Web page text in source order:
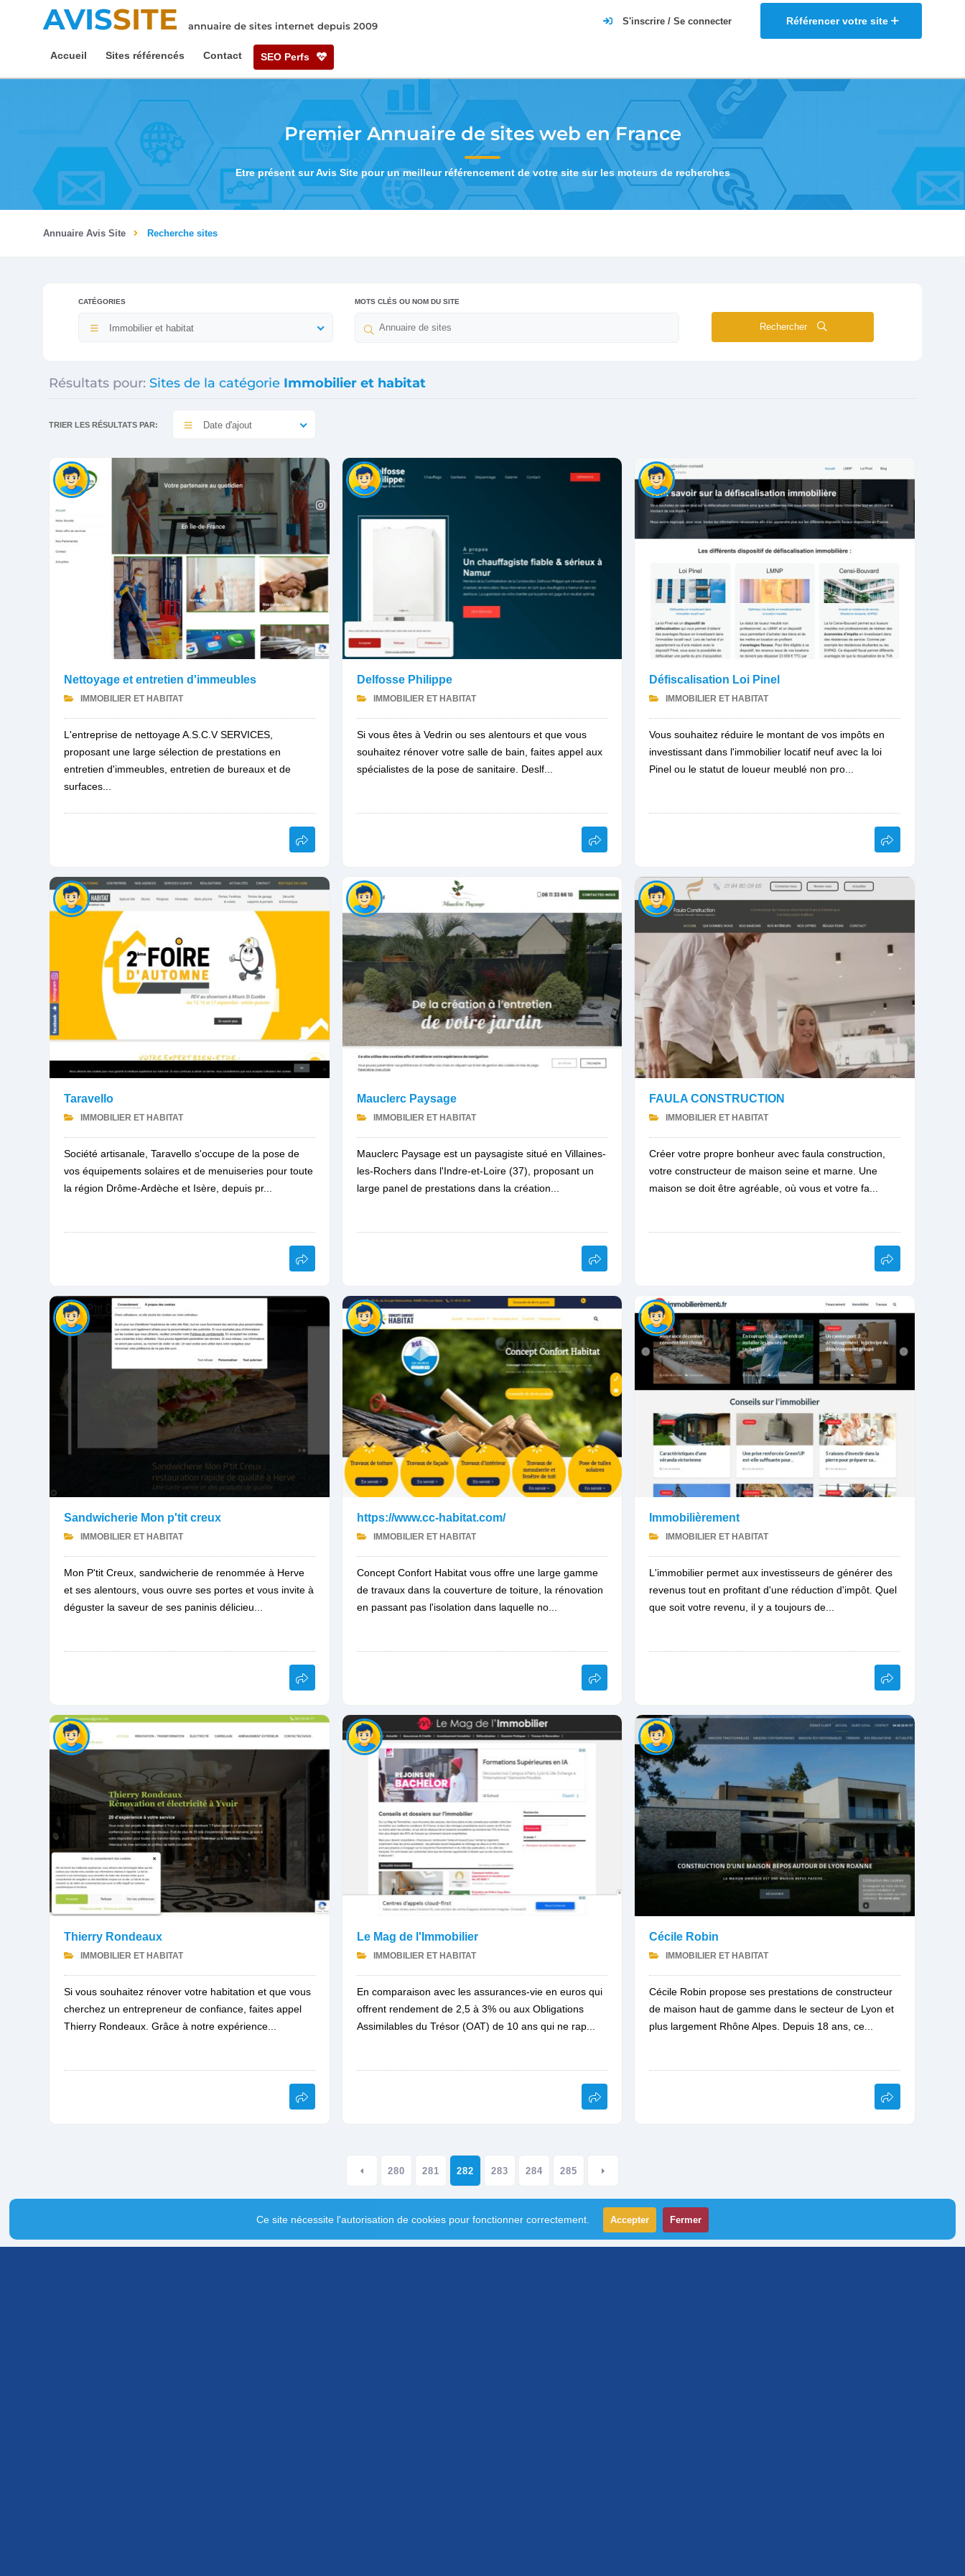
AVISSITE annuaire de sites internet depuis 2009 Référencer votre site
S'inscrire / Se connecter
Accueil Sites référencés Contact SEO Perfs
Premier Annuaire de sites web en France
Etre présent sur Avis Site pour un meilleur référencement de votre site sur les moteurs de recherches
Annuaire Avis Site Recherche sites
CATÉGORIES
Immobilier et habitat
MOTS CLÉS OU NOM DU SITE
Rechercher
Résultats pour: Sites de la catégorie Immobilier et habitat
TRIER LES RÉSULTATS PAR: Date d'ajout
Nettoyage et entretien d'immeubles
IMMOBILIER ET HABITAT
L'entreprise de nettoyage A.S.C.V SERVICES,
proposant une large sélection de prestations en
entretien d'immeubles, entretien de bureaux et de
surfaces...
Delfosse Philippe
IMMOBILIER ET HABITAT
Si vous êtes à Vedrin ou ses alentours et que vous
souhaitez rénover votre salle de bain, faites appel aux
spécialistes de la pose de sanitaire. Deslf...
Défiscalisation Loi Pinel
IMMOBILIER ET HABITAT
Vous souhaitez réduire le montant de vos impôts en
investissant dans l'immobilier locatif neuf avec la loi
Pinel ou le statut de loueur meublé non pro...
Taravello
IMMOBILIER ET HABITAT
Société artisanale, Taravello s'occupe de la pose de
vos équipements solaires et de menuiseries pour toute
la région Drôme-Ardèche et Isère, depuis pr...
Mauclerc Paysage
IMMOBILIER ET HABITAT
Mauclerc Paysage est un paysagiste situé en Villaines-
les-Rochers dans l'Indre-et-Loire (37), proposant un
large panel de prestations dans la création...
FAULA CONSTRUCTION
IMMOBILIER ET HABITAT
Créer votre propre bonheur avec faula construction,
votre constructeur de maison seine et marne. Une
maison se doit être agréable, où vous et votre fa...
Sandwicherie Mon p'tit creux
IMMOBILIER ET HABITAT
Mon P'tit Creux, sandwicherie de renommée à Herve
et ses alentours, vous ouvre ses portes et vous invite à
déguster la saveur de ses paninis délicieu...
https://www.cc-habitat.com/
IMMOBILIER ET HABITAT
Concept Confort Habitat vous offre une large gamme
de travaux dans la couverture de toiture, la rénovation
en passant pas l'isolation dans laquelle no...
Immobilièrement
IMMOBILIER ET HABITAT
L'immobilier permet aux investisseurs de générer des
revenus tout en profitant d'une réduction d'impôt. Quel
que soit votre revenu, il y a toujours de...
Thierry Rondeaux
IMMOBILIER ET HABITAT
Si vous souhaitez rénover votre habitation et que vous
cherchez un entrepreneur de confiance, faites appel
Thierry Rondeaux. Grâce à notre expérience...
Le Mag de l'Immobilier
IMMOBILIER ET HABITAT
En comparaison avec les assurances-vie en euros qui
offrent rendement de 2,5 à 3% ou aux Obligations
Assimilables du Trésor (OAT) de 10 ans qui ne rap...
Cécile Robin
IMMOBILIER ET HABITAT
Cécile Robin propose ses prestations de constructeur
de maison haut de gamme dans le secteur de Lyon et
plus largement Rhône Alpes. Depuis 18 ans, ce...
280 281 282 283 284 285
Ce site nécessite l'autorisation de cookies pour fonctionner correctement. Accepter Fermer